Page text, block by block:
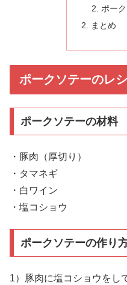
ポー
まとめ
ポークソテーのレ
ポークソテーの材料
・豚肉（厚切り）
・タマネギ
・白ワイン
・塩コショウ
ポークソテーの作り
1）豚肉に塩コショウをし